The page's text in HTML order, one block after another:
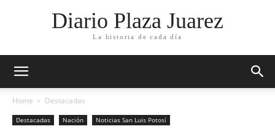
Diario Plaza Juarez
La historia de cada día
Home Destacadas
Destacadas Nación Noticias San Luis Potosí